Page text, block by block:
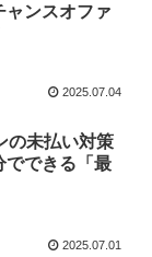
ャンスオファ
2025.07.04
の未払い対策
でできる「最
2025.07.01